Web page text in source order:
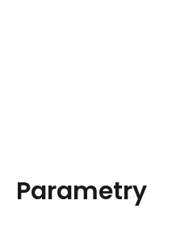
Parametry